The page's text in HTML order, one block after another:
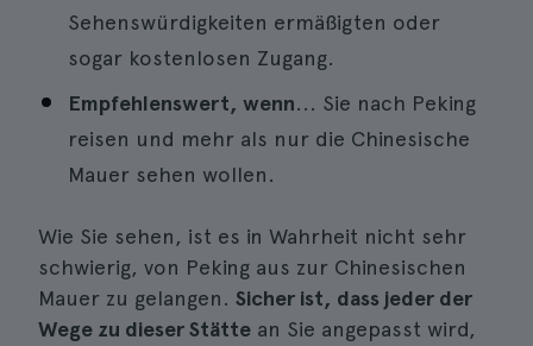
Sehenswürdigkeiten ermäßigten oder
sogar kostenlosen Zugang.
Empfehlenswert, wenn... Sie nach Peking
reisen und mehr als nur die Chinesische
Mauer sehen wollen.
Wie Sie sehen, ist es in Wahrheit nicht sehr
schwierig, von Peking aus zur Chinesischen
Mauer zu gelangen. Sicher ist, dass jeder der
Wege zu dieser Stätte an Sie angepasst wird,